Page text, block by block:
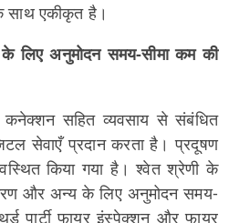
साथ एकीकृत है।
लिए अनुमोदन समय-सीमा कम की
कनेक्शन सहित व्यवसाय से संबंधित
सेवाएँ प्रदान करता है। प्रदूषण
किया गया है। श्वेत श्रेणी के
और अन्य के लिए अनुमोदन समय-
पार्टी फायर इंस्पेक्शन और फायर